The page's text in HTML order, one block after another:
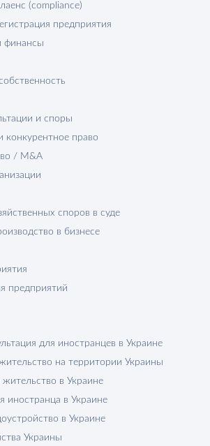
(compliance)
предприятия
финансы
и споры
право
/ M&A
споров в суде
в бизнесе
предприятий
для иностранцев в Украине
на территории Украины
в Украине
иностранца в Украине
в Украине
Украины